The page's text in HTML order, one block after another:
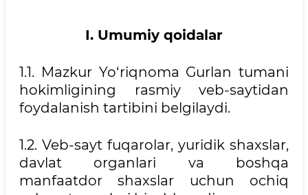
I. Umumiy qoidalar
1.1. Mazkur Yo‘riqnoma Gurlan tumani
hokimligining rasmiy veb-saytidan
foydalanish tartibini belgilaydi.
1.2. Veb-sayt fuqarolar, yuridik shaxslar,
davlat organlari va boshqa
manfaatdor shaxslar uchun ochiq